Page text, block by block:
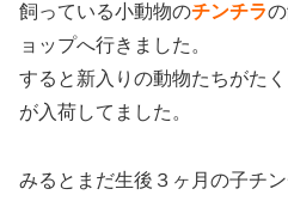
飼っている小動物のチンチラ
ョップへ行きました。
すると新入りの動物たちがた
が入荷してました。
みるとまだ生後３ヶ月の子チ